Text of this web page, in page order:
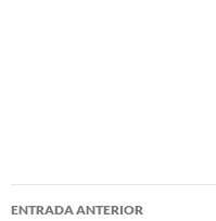
Navegación
ENTRADA ANTERIOR